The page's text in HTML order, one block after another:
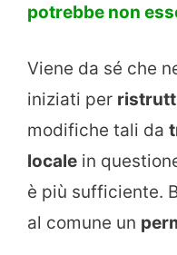
potrebbe non
Viene da sé che
iniziati per
modifiche tali da
locale in
è più sufficiente.
al comune un